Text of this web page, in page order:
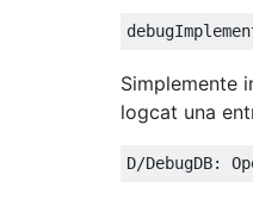
Simplemente
logcat una
D/DebugDB: